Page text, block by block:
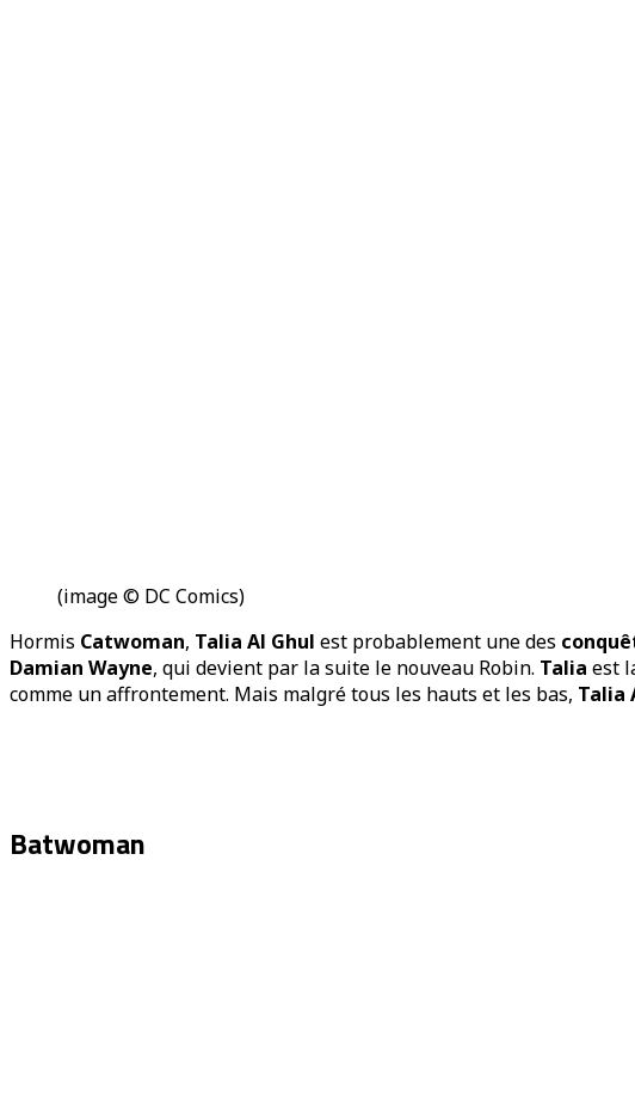
(image © DC Comics)
Hormis Catwoman, Talia Al Ghul est probablement une des
Damian Wayne, qui devient par la suite le nouveau Robin. Talia est
comme un affrontement. Mais malgré tous les hauts et les bas, Talia
Batwoman